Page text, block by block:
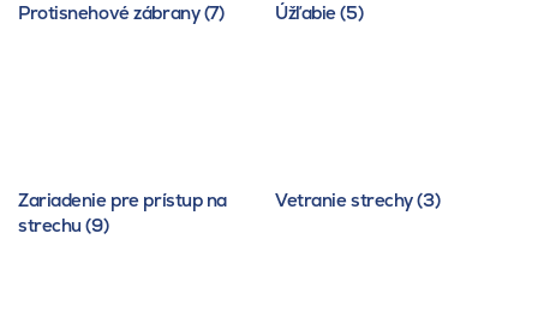
Protisnehové zábrany (7) Úžľabie (5)
Zariadenie pre prístup na
strechu (9)
Vetranie strechy (3)